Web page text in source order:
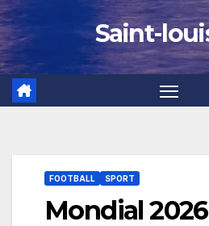
Saint-
FOOTBALL SPORT
Mondial